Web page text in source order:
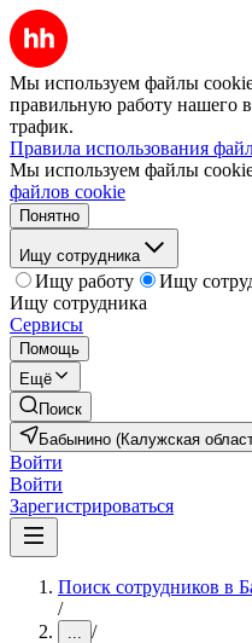
Мы используем файлы
правильную работу нашего
трафик.
Правила использования
Мы используем файлы
файлов cookie
Понятно
Ищу сотрудника
Ищу работу
Ищу
Ищу сотрудника
Сервисы
Помощь
Ещё
Поиск
Бабынино (Калужская
Войти
Войти
Зарегистрироваться
Поиск сотрудников в
/
... /